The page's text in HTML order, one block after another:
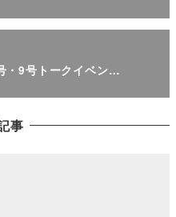
・9号トークイベン…
事